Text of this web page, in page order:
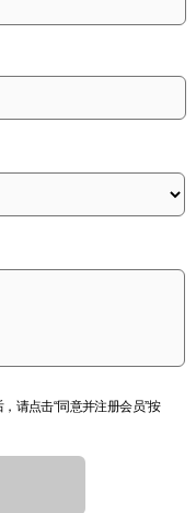
，请点击“同意并注册会员”按